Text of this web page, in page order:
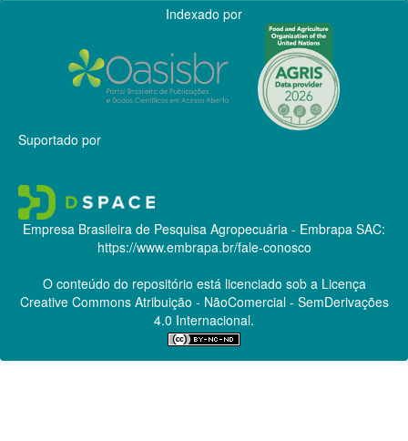
Indexado por
Suportado por
Empresa Brasileira de Pesquisa Agropecuária - Embrapa SAC:
https://www.embrapa.br/fale-conosco
O conteúdo do repositório está licenciado sob a Licença
Creative CommonsAtribuição - NãoComercial - SemDerivações
4.0 Internacional.